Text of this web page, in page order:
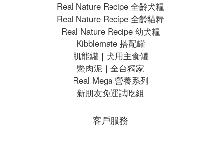
Real Nature Recipe 全齡犬糧
Real Nature Recipe 全齡貓糧
Real Nature Recipe 幼犬糧
Kibblemate 搭配罐
肌能罐｜犬用主食罐
鱉肉泥｜全台獨家
Real Mega 營養系列
新朋友免運試吃組
客戶服務